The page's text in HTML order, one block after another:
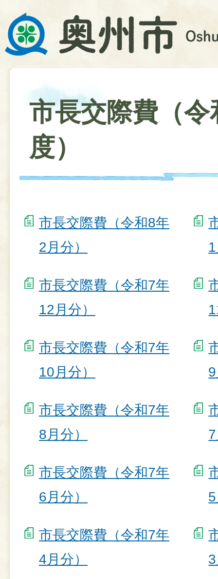
市長交際費（令
度）
市長交際費（令和8年
2月分）
市長交際費（令和7年
12月分）
市長交際費（令和7年
10月分）
市長交際費（令和7年
8月分）
市長交際費（令和7年
6月分）
市長交際費（令和7年
4月分）